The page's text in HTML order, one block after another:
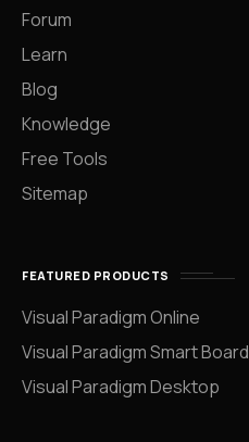
Forum
Learn
Blog
Knowledge
Free Tools
Sitemap
FEATURED PRODUCTS
Visual Paradigm Online
Visual Paradigm Smart Board
Visual Paradigm Desktop